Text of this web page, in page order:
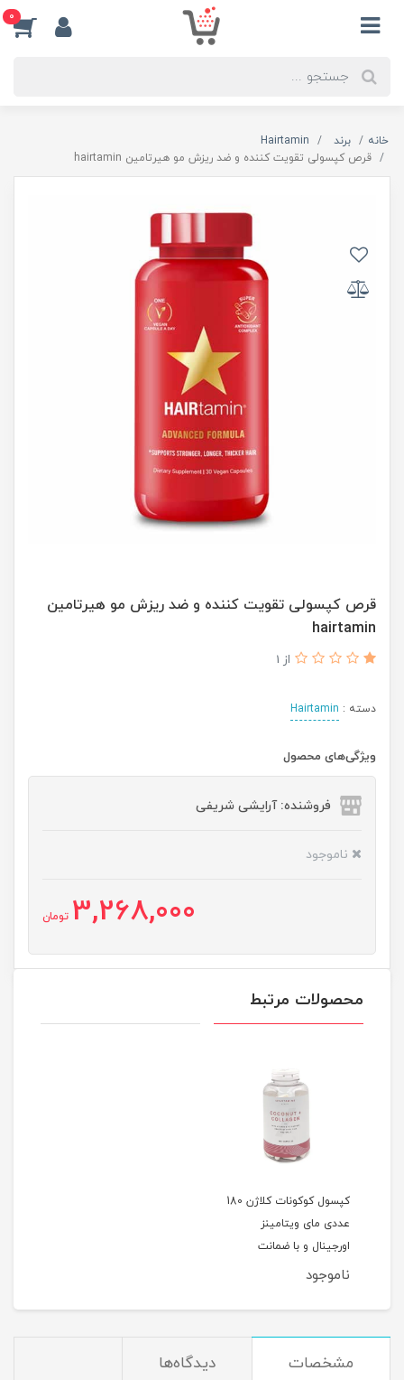
0
خانه برند
Hairtamin
قرص کپسولی تقویت کننده و ضد ریزش مو هیرتامین hairtamin
قرص کپسولی تقویت کننده و ضد ریزش مو هیرتامین
hairtamin
از 1
دسته : Hairtamin
ویژگی‌های محصول
فروشنده: آرایشی شریفی
ناموجود
3,268,000 تومان
محصولات مرتبط
کپسول کوکونات کلاژن 180
عددی مای ویتامینز
اورجینال و با ضمانت
ناموجود
مشخصات دیدگاه‌ها